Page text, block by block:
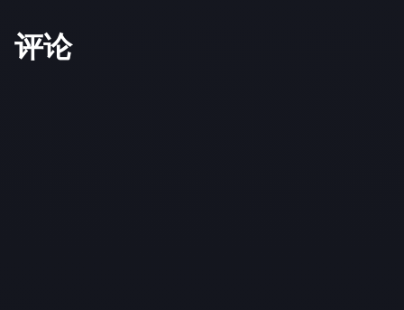
评论